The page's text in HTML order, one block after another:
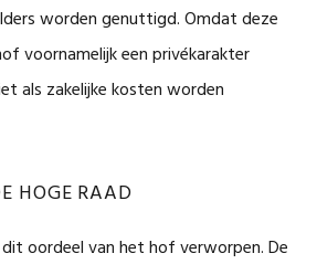
worden genuttigd. Omdat deze
voornamelijk een privékarakter
als zakelijke kosten worden
HOGE RAAD
oordeel van het hof verworpen. De